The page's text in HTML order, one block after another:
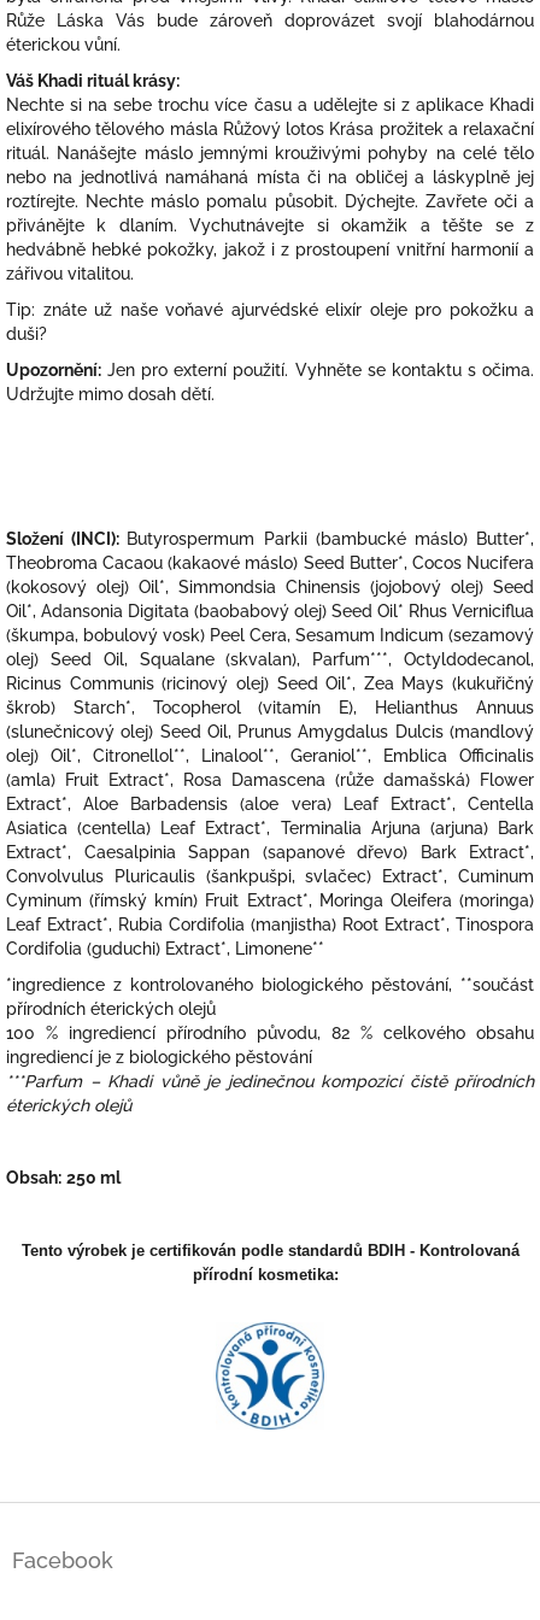
Růže Láska Vás bude zároveň doprovázet svojí blahodárnou
éterickou vůní.
Váš Khadi rituál krásy:
Nechte si na sebe trochu více času a udělejte si z aplikace Khadi
elixírového tělového másla Růžový lotos Krása prožitek a relaxační
rituál. Nanášejte máslo jemnými krouživými pohyby na celé tělo
nebo na jednotlivá namáhaná místa či na obličej a láskyplně jej
roztírejte. Nechte máslo pomalu působit. Dýchejte. Zavřete oči a
přivánějte k dlaním. Vychutnávejte si okamžik a těšte se z
hedvábně hebké pokožky, jakož i z prostoupení vnitřní harmonií a
zářivou vitalitou.
Tip: znáte už naše voňavé ajurvédské elixír oleje pro pokožku a
duši?
Upozornění: Jen pro externí použití. Vyhněte se kontaktu s očima.
Udržujte mimo dosah dětí.
Složení (INCI): Butyrospermum Parkii (bambucké máslo) Butter*,
Theobroma Cacaou (kakaové máslo) Seed Butter*, Cocos Nucifera
(kokosový olej) Oil*, Simmondsia Chinensis (jojobový olej) Seed
Oil*, Adansonia Digitata (baobabový olej) Seed Oil* Rhus Verniciflua
(škumpa, bobulový vosk) Peel Cera, Sesamum Indicum (sezamový
olej) Seed Oil, Squalane (skvalan), Parfum***, Octyldodecanol,
Ricinus Communis (ricinový olej) Seed Oil*, Zea Mays (kukuřičný
škrob) Starch*, Tocopherol (vitamín E), Helianthus Annuus
(slunečnicový olej) Seed Oil, Prunus Amygdalus Dulcis (mandlový
olej) Oil*, Citronellol**, Linalool**, Geraniol**, Emblica Officinalis
(amla) Fruit Extract*, Rosa Damascena (růže damašská) Flower
Extract*, Aloe Barbadensis (aloe vera) Leaf Extract*, Centella
Asiatica (centella) Leaf Extract*, Terminalia Arjuna (arjuna) Bark
Extract*, Caesalpinia Sappan (sapanové dřevo) Bark Extract*,
Convolvulus Pluricaulis (šankpušpi, svlačec) Extract*, Cuminum
Cyminum (římský kmín) Fruit Extract*, Moringa Oleifera (moringa)
Leaf Extract*, Rubia Cordifolia (manjistha) Root Extract*, Tinospora
Cordifolia (guduchi) Extract*, Limonene**
*ingredience z kontrolovaného biologického pěstování, **součást
přírodních éterických olejů
100 % ingrediencí přírodního původu, 82 % celkového obsahu
ingrediencí je z biologického pěstování
***Parfum – Khadi vůně je jedinečnou kompozicí čistě přírodních
éterických olejů
Obsah: 250 ml
Tento výrobek je certifikován podle standardů BDIH - Kontrolovaná
přírodní kosmetika:
Facebook